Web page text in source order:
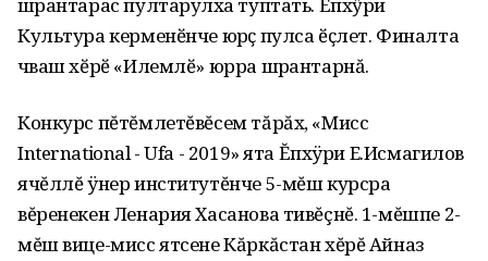
Культура керменӗнче юрӑҫ пулса ӗҫлет. Финалта
чӑваш хӗрӗ «Илемлӗ» юрра шӑрантарнă.
Конкурс пĕтĕмлетĕвĕсем тăрăх‚ «Мисс
International - Ufa - 2019» ята Ĕпхÿри Е.Исмагилов
ячĕллĕ ÿнер институтĕнче 5-мĕш курсра
вĕренекен Ленария Хасанова тивĕçнĕ. 1-мĕшпе 2-
мĕш вице-мисс ятсене Кăркăстан хĕрĕ Айназ